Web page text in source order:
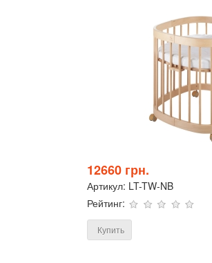
12660 грн.
Артикул: LT-TW-NB
Рейтинг:
Купить